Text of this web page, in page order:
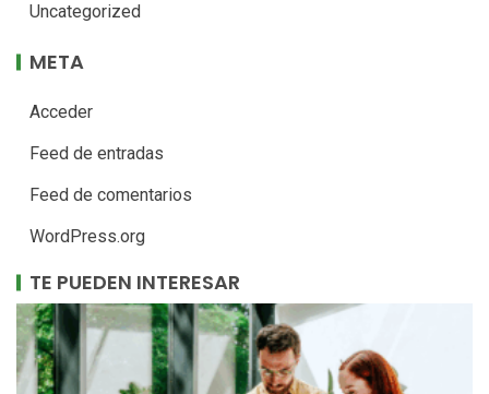
Uncategorized
META
Acceder
Feed de entradas
Feed de comentarios
WordPress.org
TE PUEDEN INTERESAR